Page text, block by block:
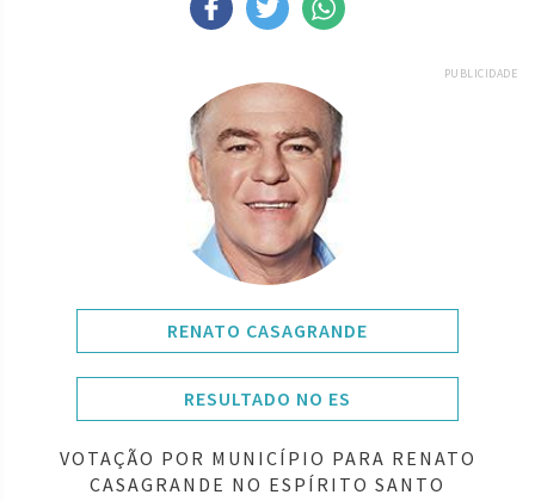
PUBLICIDADE
RENATO CASAGRANDE
RESULTADO NO ES
VOTAÇÃO POR MUNICÍPIO PARA RENATO
CASAGRANDE NO ESPÍRITO SANTO